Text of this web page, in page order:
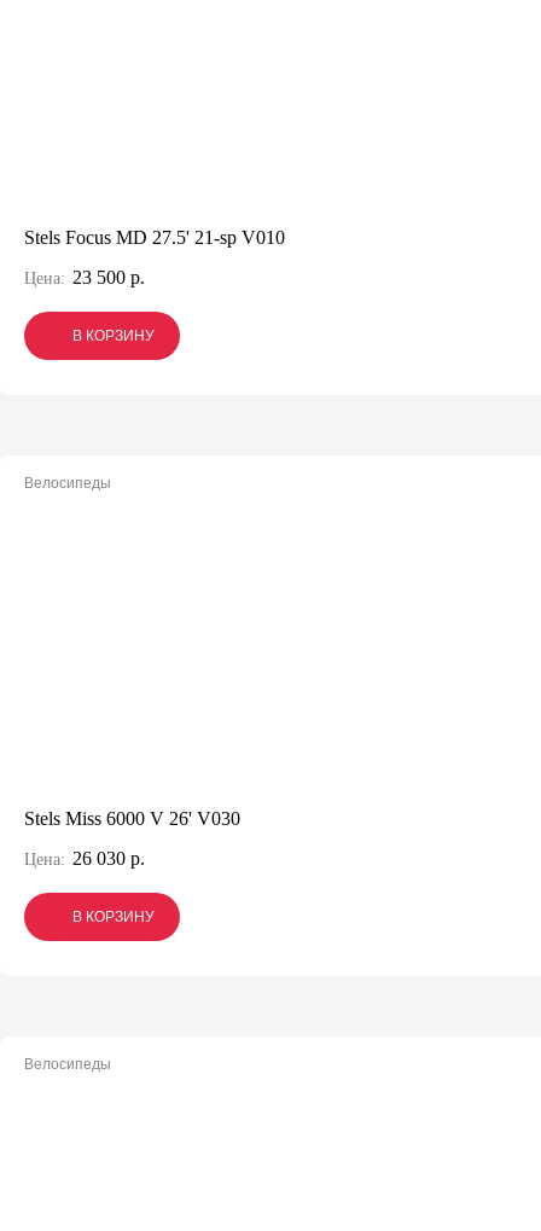
Stels Focus MD 27.5' 21-sp V010
Цена: 23 500 р.
В КОРЗИНУ
В КОРЗИНУ
В КОРЗИНУ
Велосипеды
Stels Miss 6000 V 26' V030
Цена: 26 030 р.
В КОРЗИНУ
В КОРЗИНУ
В КОРЗИНУ
Велосипеды